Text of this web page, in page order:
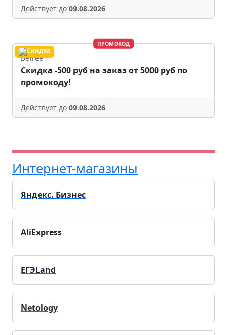
Действует до 09.08.2026
ПРОМОКОД
Befree
Скидка -500 руб на заказ от 5000 руб по
промокоду!
Действует до 09.08.2026
Интернет-магазины
Яндекс. Бизнес
AliExpress
ЕГЭLand
Netology